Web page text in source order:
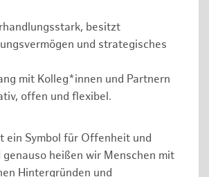
besitzt
und strategisches
mit Kolleg*innen und Partnern
offen und flexibel.
ein Symbol für Offenheit und
heißen wir Menschen mit
Hintergründen und